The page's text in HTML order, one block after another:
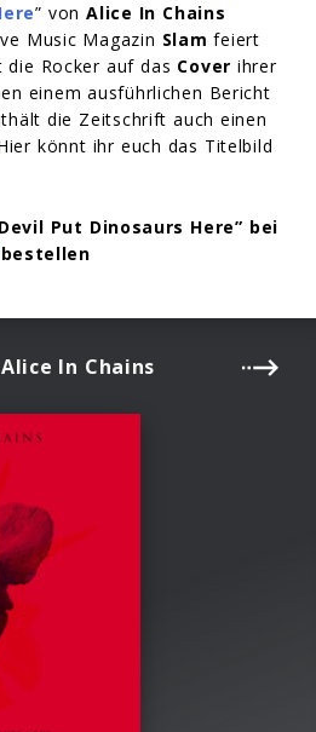
” vonAlice In Chains
Music Magazin Slam feiert
die Rocker auf das Coverihrer
einem ausführlichen Bericht
die Zeitschrift auch einen
könnt ihr euch das Titelbild
Put Dinosaurs Here” bei
bestellen
In Chains